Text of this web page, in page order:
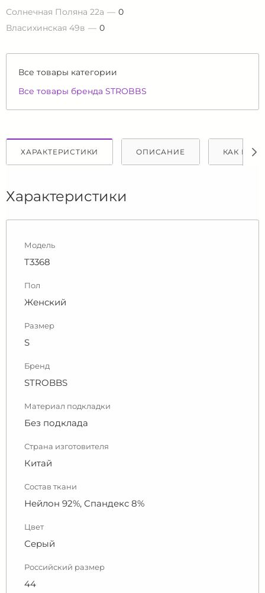
Солнечная Поляна 22а
0
Власихинская 49в
0
Все товары категории
Все товары бренда STROBBS
ХАРАКТЕРИСТИКИ ОПИСАНИЕ КАК
Характеристики
Модель
T3368
Пол
Женский
Размер
S
Бренд
STROBBS
Материал подкладки
Без подклада
Страна изготовителя
Китай
Состав ткани
Нейлон 92%, Спандекс 8%
Цвет
Серый
Российский размер
44